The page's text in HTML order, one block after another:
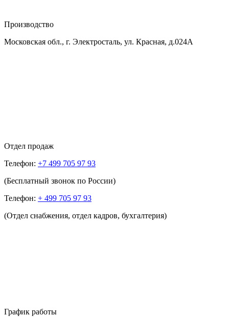
Производство
Московская обл., г. Электросталь, ул. Красная, д.024А
Отдел продаж
Телефон: +7 499 705 97 93
(Бесплатный звонок по России)
Телефон: + 499 705 97 93
(Отдел снабжения, отдел кадров, бухгалтерия)
График работы